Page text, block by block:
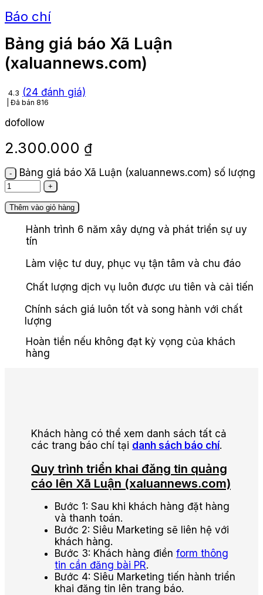
Báo chí
Bảng giá báo Xã Luận
(xaluannews.com)
4.3 (24 đánh giá)
Đã bán 816
dofollow
2.300.000 ₫
Bảng giá báo Xã Luận (xaluannews.com) số lượng
Thêm vào giỏ hàng
Hành trình 6 năm xây dựng và phát triển sự uy
tín
Làm việc tư duy, phục vụ tận tâm và chu đáo
Chất lượng dịch vụ luôn được ưu tiên và cải tiến
Chính sách giá luôn tốt và song hành với chất
lượng
Hoàn tiền nếu không đạt kỳ vọng của khách
hàng
Khách hàng có thể xem danh sách tất cả
các trang báo chí tại danh sách báo chí.
Quy trình triển khai đăng tin quảng
cáo lên Xã Luận (xaluannews.com)
Bước 1: Sau khi khách hàng đặt hàng
và thanh toán.
Bước 2: Siêu Marketing sẽ liên hệ với
khách hàng.
Bước 3: Khách hàng điền form thông
tin cần đăng bài PR.
Bước 4: Siêu Marketing tiến hành triển
khai đăng tin lên trang báo.